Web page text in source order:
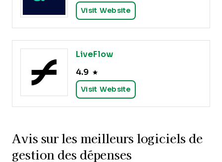
Visit Website
LiveFlow
4.9
Visit Website
Avis sur les meilleurs logiciels de
gestion des dépenses